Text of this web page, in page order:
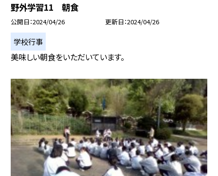
野外学習11 朝食
公開日 2024/04/26 更新日 2024/04/26
学校行事
美味しい朝食をいただいています。